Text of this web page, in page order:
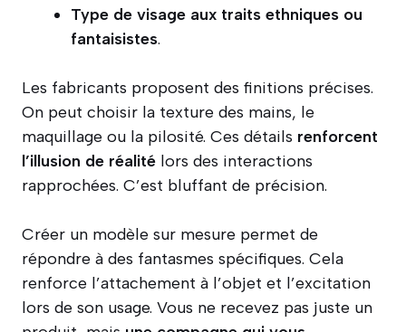
Type de visage aux traits ethniques ou
fantaisistes.
Les fabricants proposent des finitions précises.
On peut choisir la texture des mains, le
maquillage ou la pilosité. Ces détails renforcent
l’illusion de réalité lors des interactions
rapprochées. C’est bluffant de précision.
Créer un modèle sur mesure permet de
répondre à des fantasmes spécifiques. Cela
renforce l’attachement à l’objet et l’excitation
lors de son usage. Vous ne recevez pas juste un